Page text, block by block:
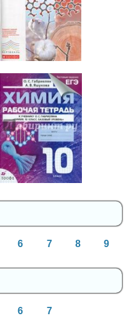
Химия
10 класс
Химия
10 класс
6 7 8 9
6 7